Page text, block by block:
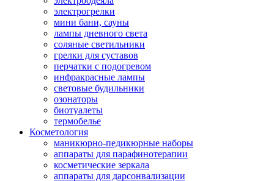
электрогрелки
мини бани, сауны
лампы дневного света
соляные светильники
грелки для суставов
перчатки с подогревом
инфракрасные лампы
световые будильники
озонаторы
биотуалеты
термобелье
Косметология
маникюрно-педикюрные наборы
аппараты для парафинотерапии
косметические зеркала
аппараты для дарсонвализации